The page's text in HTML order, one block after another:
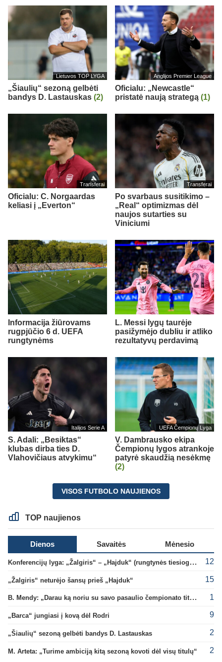
Lietuvos TOP LYGA
„Šiaulių“ sezoną gelbėti
bandys D. Lastauskas (2)
Anglijos Premier League
Oficialu: „Newcastle“
pristatė naują strategą (1)
Transferai
Oficialu: C. Norgaardas
keliasi į „Everton“
Transferai
Po svarbaus susitikimo –
„Real“ optimizmas dėl
naujos sutarties su
Viniciumi
Informacija žiūrovams
rugpjūčio 6 d. UEFA
rungtynėms
L. Messi lygų taurėje
pasižymėjo dubliu ir atliko
rezultatyvų perdavimą
Italijos Serie A
S. Adali: „Besiktas“
klubas dirba ties D.
Vlahovičiaus atvykimu“
UEFA Čempionų Lyga
V. Dambrausko ekipa
Čempionų lygos atrankoje
patyrė skaudžią nesėkmę
(2)
VISOS FUTBOLO NAUJIENOS
TOP naujienos
Dienos Savaitės Mėnesio
Konferencijų lyga: „Žalgiris“ – „Hajduk“ (rungtynės tiesiogiai) 12
„Žalgiris“ neturėjo šansų prieš „Hajduk“ 15
B. Mendy: „Darau ką noriu su savo pasaulio čempionato titulu“ 1
„Barca“ jungiasi į kovą dėl Rodri 9
„Šiaulių“ sezoną gelbėti bandys D. Lastauskas 2
M. Arteta: „Turime ambiciją kitą sezoną kovoti dėl visų titulų“ 2